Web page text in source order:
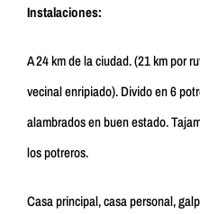
Instalaciones:
A 24 km de la ciudad. (21 km por
vecinal enripiado). Divido en 6
alambrados en buen estado.
los potreros.
Casa principal, casa personal,